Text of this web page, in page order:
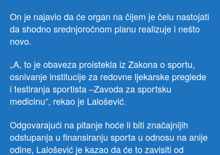
On je najavio da će organ na čijem je čelu nastojati
da shodno srednjoročnom planu realizuje i nešto
novo.
„A, to je obaveza proistekla iz Zakona o sportu,
osnivanje institucije za redovne ljekarske preglede
i testiranja sportista –Zavoda za sportsku
medicinu“, rekao je Lalošević.
Odgovarajući na pitanje hoće li biti značajnijih
odstupanja u finansiranju sporta u odnosu na anije
odine, Lalošević je kazao da će to zavisiti od